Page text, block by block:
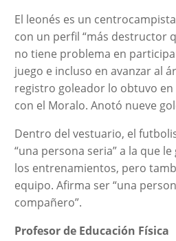
El leonés es un
con un perfil “más destructor
no tiene problema en
juego e incluso en avanzar al
registro goleador lo obtuvo
con el Moralo. Anotó nueve
Dentro del vestuario, el
“una persona seria” a la que
los entrenamientos, pero
equipo. Afirma ser “una
compañero”.
Profesor de Educación Física